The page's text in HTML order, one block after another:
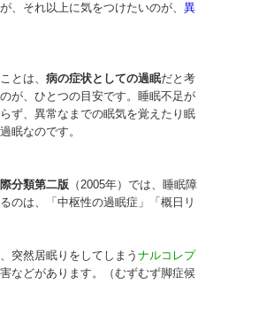
、それ以上に気をつけたいのが、 異
とは、 病の症状としての過眠だと考
が、ひとつの目安です。睡眠不足が
ず、異常なまでの眠気を覚えたり眠
眠なのです。
分類第二版 （2005年）では、睡眠障
のは、「中枢性の過眠症」「概日リ
突然居眠りをしてしまう ナルコレプ
などがあります。（むずむず脚症候